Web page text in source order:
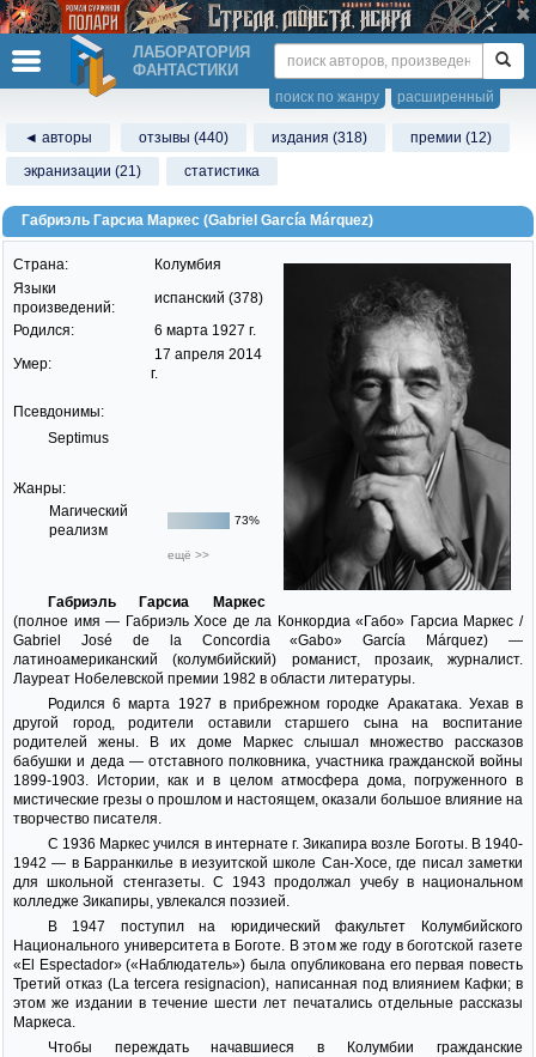
ЛАБОРАТОРИЯ
ФАНТАСТИКИ
расширенный
поиск по жанру
◄ авторы отзывы (440) издания (318)
премии (12)
экранизации (21)
статистика
Габриэль Гарсиа Маркес (Gabriel García Márquez)
Страна:
Колумбия
Языки
произведений:
испанский (378)
Родился:
6 марта 1927 г.
Умер:
17 апреля 2014
г.
Псевдонимы:
Septimus
Жанры:
Магический
реализм
73%
ещё >>
Габриэль Гарсиа Маркес
(полное имя — Габриэль Хосе де ла Конкордиа «Габо» Гарсиа Маркес /
Gabriel José de la Concordia «Gabo» García Márquez) —
латиноамериканский (колумбийский) романист, прозаик, журналист.
Лауреат Нобелевской премии 1982 в области литературы.
Родился 6 марта 1927 в прибрежном городке Аракатака. Уехав в
другой город, родители оставили старшего сына на воспитание
родителей жены. В их доме Маркес слышал множество рассказов
бабушки и деда — отставного полковника, участника гражданской войны
1899-1903. Истории, как и в целом атмосфера дома, погруженного в
мистические грезы о прошлом и настоящем, оказали большое влияние на
творчество писателя.
С 1936 Маркес учился в интернате г. Зикапира возле Боготы. В 1940-
1942 — в Барранкилье в иезуитской школе Сан-Хосе, где писал заметки
для школьной стенгазеты. С 1943 продолжал учебу в национальном
колледже Зикапиры, увлекался поэзией.
В 1947 поступил на юридический факультет Колумбийского
Национального университета в Боготе. В этом же году в боготской газете
«El Espectador» («Наблюдатель») была опубликована его первая повесть
Третий отказ (La tercera resignacion), написанная под влиянием Кафки; в
этом же издании в течение шести лет печатались отдельные рассказы
Маркеса.
Чтобы переждать начавшиеся в Колумбии гражданские